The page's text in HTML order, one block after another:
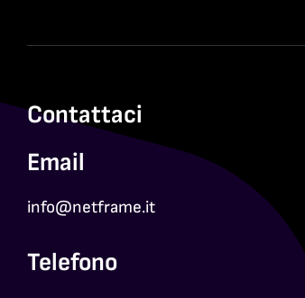
Contattaci
Email
info@netframe.it
Telefono